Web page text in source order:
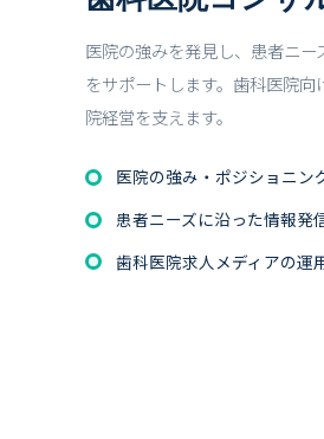
医院の強みを発見し、患者ニ
をサポートします。歯科医院
院経営を支えます。
医院の強み・ポジショニン
患者ニーズに沿った情報発
歯科医院求人メディアの運